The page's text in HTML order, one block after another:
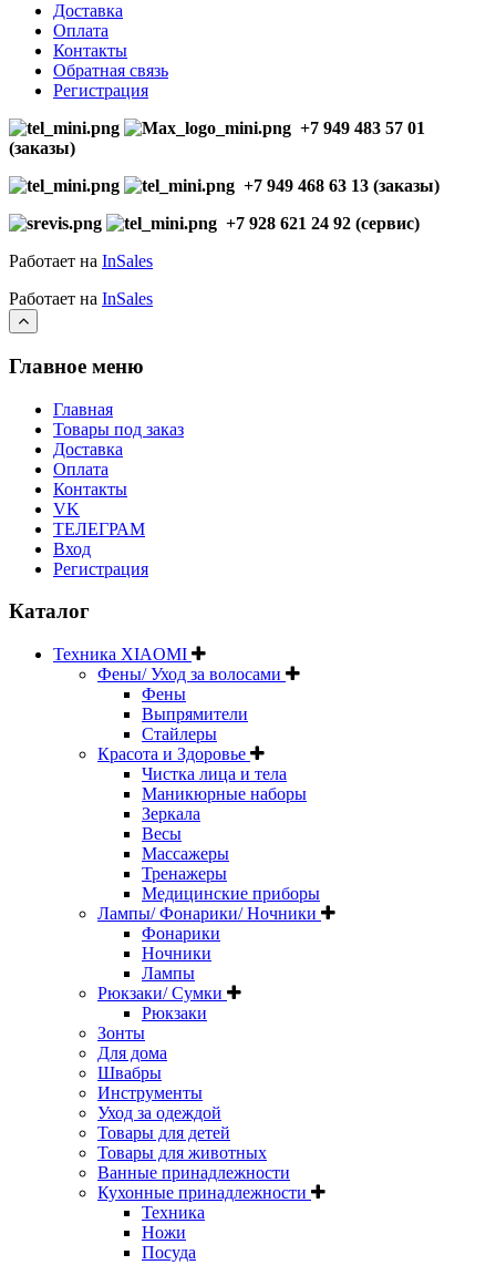
Доставка
Оплата
Контакты
Обратная связь
Регистрация
+7 949 483 57 01
(заказы)
+7 949 468 63 13 (заказы)
+7 928 621 24 92 (сервис)
Работает на InSales
Работает на InSales
Главное меню
Главная
Товары под заказ
Доставка
Оплата
Контакты
VK
ТЕЛЕГРАМ
Вход
Регистрация
Каталог
Техника XIAOMI
Фены/ Уход за волосами
Фены
Выпрямители
Стайлеры
Красота и Здоровье
Чистка лица и тела
Маникюрные наборы
Зеркала
Весы
Массажеры
Тренажеры
Медицинские приборы
Лампы/ Фонарики/ Ночники
Фонарики
Ночники
Лампы
Рюкзаки/ Сумки
Рюкзаки
Зонты
Для дома
Швабры
Инструменты
Уход за одеждой
Товары для детей
Товары для животных
Ванные принадлежности
Кухонные принадлежности
Техника
Ножи
Посуда